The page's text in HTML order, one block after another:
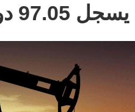
يسجل 97.05 دولار للبرميل